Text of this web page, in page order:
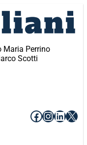
Maria Perrino
Scotti
Facebook
X